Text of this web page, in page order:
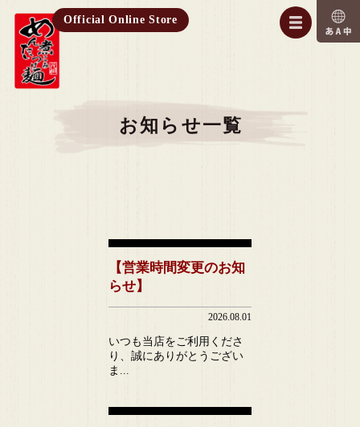
Official Online Store
お知らせ一覧
【営業時間変更のお知
らせ】
2026.08.01
いつも当店をご利用くださ
り、誠にありがとうござい
ま...